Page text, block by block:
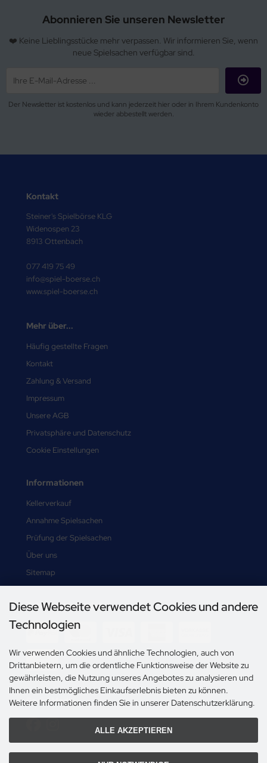
Abonnieren Sie unseren Newsletter
❤️ Keine Lieblingsstücke mehr verpassen. Wir informieren Sie, wenn
neue Spielsachen verfügbar sind.
Der Newsletter ist kostenlos und kann jederzeit hier oder in Ihrem Kundenkonto
wieder abbestellt werden.
Kontakt
Steiner's Spielbörse KLG
Widenospen 23
8913 Ottenbach
077 419 75 49
info@spiel-boerse.ch
www.spiel-boerse.ch
Mehr über...
Häufig gestellte Fragen
Kontakt
Zahlung & Versand
Impressum
Unsere AGB
Privatsphäre und Datenschutz
Cookie Einstellungen
Informationen
Kellerverkauf
Annahme Spielsachen
Prüfung der Spielsachen
Über uns
Sitemap
Zahlungsmethoden
Social Media
Diese Webseite verwendet Cookies und andere
Technologien
Wir verwenden Cookies und ähnliche Technologien, auch von
Drittanbietern, um die ordentliche Funktionsweise der Website zu
gewährleisten, die Nutzung unseres Angebotes zu analysieren und
Ihnen ein bestmögliches Einkaufserlebnis bieten zu können.
Weitere Informationen finden Sie in unserer Datenschutzerklärung.
ALLE AKZEPTIEREN